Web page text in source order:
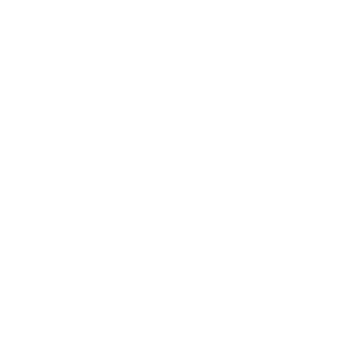
Elegancia y confort para una experiencia
y Córcega a bordo del Mandayacht
en 2025, diseñado para ofrecer la
impecable y una tripulación altamente
escondidos, aguas cristalinas y algunas
de su alquiler, deberá abonar un anticipo
acuerdo previo, el embarque y
Cannigione.
alternativos bajo petición. En estos
se incluirá en el tiempo total de